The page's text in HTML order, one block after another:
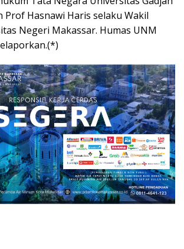
Prof Hasnawi Haris selaku Wakil
Negeri Makassar. Humas UNM